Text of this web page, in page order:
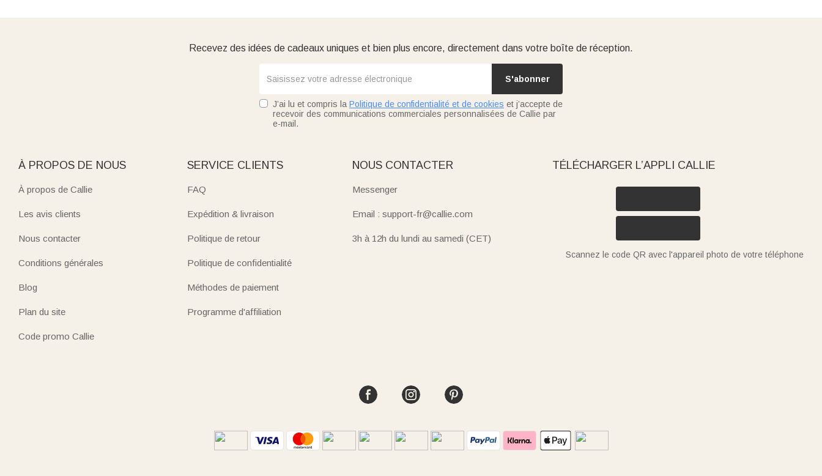
Recevez des idées de cadeaux uniques et bien plus encore, directement dans votre boîte de réception.
S'abonner
J’ai lu et compris la Politique de confidentialité et de cookies et j’accepte de
recevoir des communications commerciales personnalisées de Callie par
e-mail.
À PROPOS DE NOUS
À propos de Callie
Les avis clients
Nous contacter
Conditions générales
Blog
Plan du site
Code promo Callie
SERVICE CLIENTS
FAQ
Expédition & livraison
Politique de retour
Politique de confidentialité
Méthodes de paiement
Programme d'affiliation
NOUS CONTACTER
Messenger
Email : support-fr@callie.com
3h à 12h du lundi au samedi (CET)
TÉLÉCHARGER L’APPLI CALLIE
Scannez le code QR avec l'appareil photo de votre téléphone